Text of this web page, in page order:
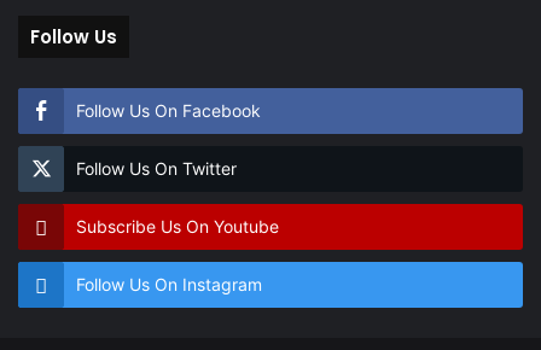
Follow Us
Follow Us On Facebook
Follow Us On Twitter
Subscribe Us On Youtube
Follow Us On Instagram